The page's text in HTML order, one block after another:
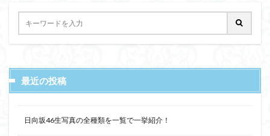
最近の投稿
日向坂46生写真の全種類を一覧で一挙紹介！